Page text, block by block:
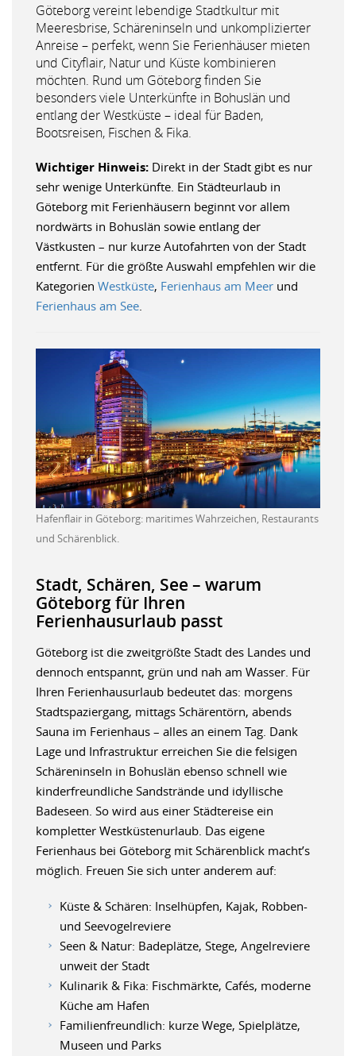
Göteborg vereint lebendige Stadtkultur mit
Meeresbrise, Schäreninseln und unkomplizierter
Anreise – perfekt, wenn Sie Ferienhäuser mieten
und Cityflair, Natur und Küste kombinieren
möchten. Rund um Göteborg finden Sie
besonders viele Unterkünfte in Bohuslän und
entlang der Westküste – ideal für Baden,
Bootsreisen, Fischen & Fika.
Wichtiger Hinweis: Direkt in der Stadt gibt es nur
sehr wenige Unterkünfte. Ein Städteurlaub in
Göteborg mit Ferienhäusern beginnt vor allem
nordwärts in Bohuslän sowie entlang der
Västkusten – nur kurze Autofahrten von der Stadt
entfernt. Für die größte Auswahl empfehlen wir die
Kategorien Westküste, Ferienhaus am Meer und
Ferienhaus am See
Hafenflair in Göteborg: maritimes Wahrzeichen, Restaurants
und Schärenblick.
Stadt, Schären, See – warum
Göteborg für Ihren
Ferienhausurlaub passt
Göteborg ist die zweitgrößte Stadt des Landes und
dennoch entspannt, grün und nah am Wasser. Für
Ihren Ferienhausurlaub bedeutet das: morgens
Stadtspaziergang, mittags Schärentörn, abends
Sauna im Ferienhaus – alles an einem Tag. Dank
Lage und Infrastruktur erreichen Sie die felsigen
Schäreninseln in Bohuslän ebenso schnell wie
kinderfreundliche Sandstrände und idyllische
Badeseen. So wird aus einer Städtereise ein
kompletter Westküstenurlaub. Das eigene
Ferienhaus bei Göteborg mit Schärenblick macht’s
möglich. Freuen Sie sich unter anderem auf:
Küste & Schären: Inselhüpfen, Kajak, Robben-
und Seevogelreviere
Seen & Natur: Badeplätze, Stege, Angelreviere
unweit der Stadt
Kulinarik & Fika: Fischmärkte, Cafés, moderne
Küche am Hafen
Familienfreundlich: kurze Wege, Spielplätze,
Museen und Parks